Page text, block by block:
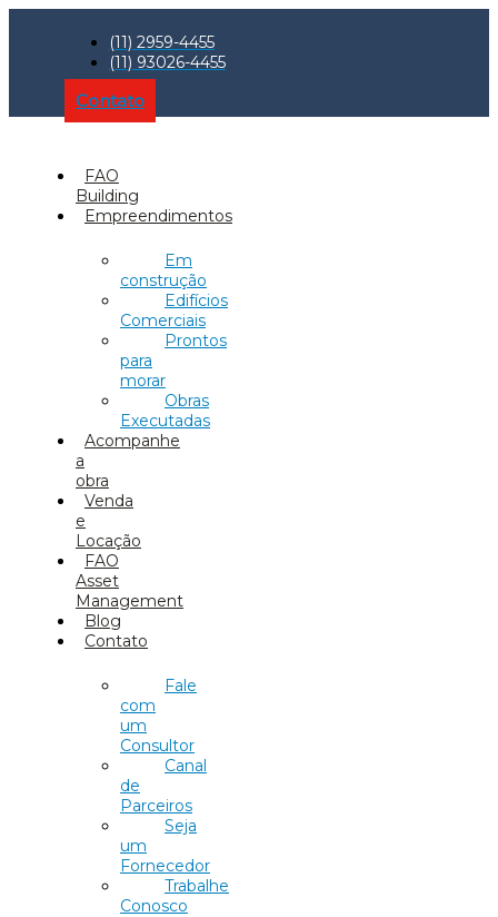
(11) 2959-4455
(11) 93026-4455
Contato
FAO
Building
Empreendimentos
Em
construção
Edifícios
Comerciais
Prontos
para
morar
Obras
Executadas
Acompanhe
a
obra
Venda
e
Locação
FAO
Asset
Management
Blog
Contato
Fale
com
um
Consultor
Canal
de
Parceiros
Seja
um
Fornecedor
Trabalhe
Conosco